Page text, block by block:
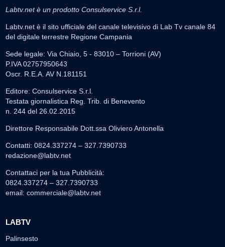
Labtv.net è un prodotto Consulservice S.r.l.
Labtv.net è il sito ufficiale del canale televisivo di Lab Tv canale 84
del digitale terrestre Regione Campania
Sede legale: Via Chiaio, 5 - 83010 – Torrioni (AV)
P.IVA 02757950643
Oscr. R.E.A. AV N.181151
Editore: Consulservice S.r.l.
Testata giornalistica Reg. Trib. di Benevento
n. 244 del 26.02.2015
Direttore Responsabile Dott.ssa Oliviero Antonella
Contatti: 0824.337274 – 327.7390733
redazione@labtv.net
Contattaci per la tua Pubblicità:
0824.337274 – 327.7390733
email: commerciale@labtv.net
LABTV
Palinsesto